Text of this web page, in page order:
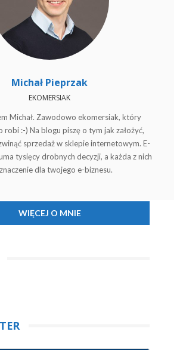
Michał Pieprzak
EKOMERSIAK
Michał. Zawodowo ekomersiak, który
robi :-) Na blogu piszę o tym jak założyć,
sprzedaż w sklepie internetowym. E-
tysięcy drobnych decyzji, a każda z nich
dla twojego e-biznesu.
WIĘCEJ O MNIE